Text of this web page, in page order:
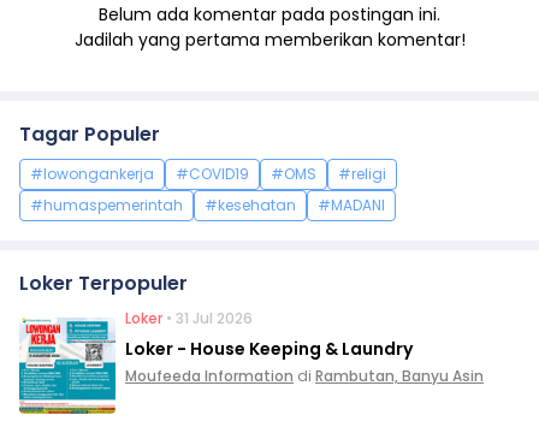
Belum ada komentar pada postingan ini.
Jadilah yang pertama memberikan komentar!
Tagar Populer
#lowongankerja #COVID19 #OMS
#religi
#humaspemerintah
#kesehatan #MADANI
Loker Terpopuler
Loker • 31 Jul 2026
Loker - House Keeping & Laundry
Moufeeda Information di Rambutan, Banyu Asin